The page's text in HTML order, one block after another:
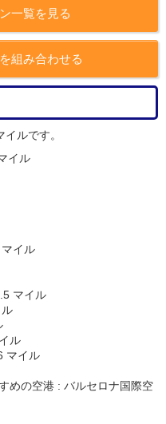
一覧を見る
組み合わせる
ルです。
イル
イル
マイル
ル
マイル
めの空港 : バルセロナ国際空